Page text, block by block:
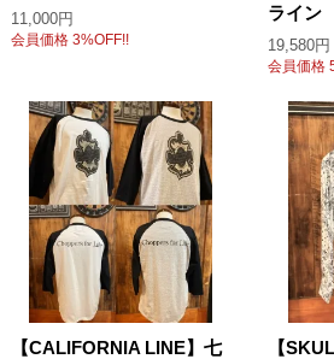
11,000円
会員価格 3%OFF!!
ライン
19,580円
会員価格
【CALIFORNIA LINE】七
【